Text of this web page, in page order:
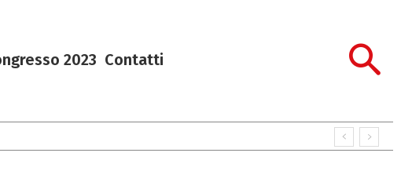
2023 Contatti